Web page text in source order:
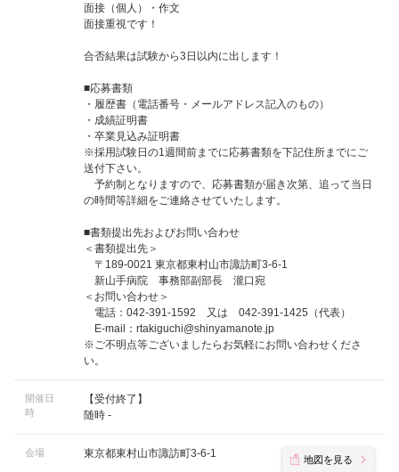
面接（個人）・作文
面接重視です！
合否結果は試験から3日以内に出します！
■応募書類
・履歴書（電話番号・メールアドレス記入のもの）
・成績証明書
・卒業見込み証明書
※採用試験日の1週間前までに応募書類を下記住所までにご
送付下さい。
予約制となりますので、応募書類が届き次第、追って当日
の時間等詳細をご連絡させていたします。
■書類提出先およびお問い合わせ
＜書類提出先＞
〒189-0021 東京都東村山市諏訪町3-6-1
新山手病院 事務部副部長 瀧口宛
＜お問い合わせ＞
電話：042-391-1592 又は 042-391-1425（代表）
E-mail： rtakiguchi@shinyamanote.jp
※ご不明点等ございましたらお気軽にお問い合わせくださ
い。
開催日
時
【受付終了】
随時 -
会場 東京都東村山市諏訪町3-6-1 地図を見る